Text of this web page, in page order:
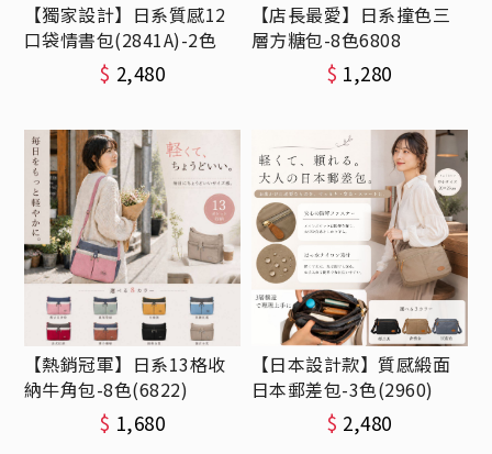
【獨家設計】日系質感12
口袋情書包(2841A)-2色
$ 2,480
【店長最愛】日系撞色三
層方糖包-8色6808
$ 1,280
【熱銷冠軍】日系13格收
納牛角包-8色(6822)
$ 1,680
【日本設計款】質感緞面
日本郵差包-3色(2960)
$ 2,480